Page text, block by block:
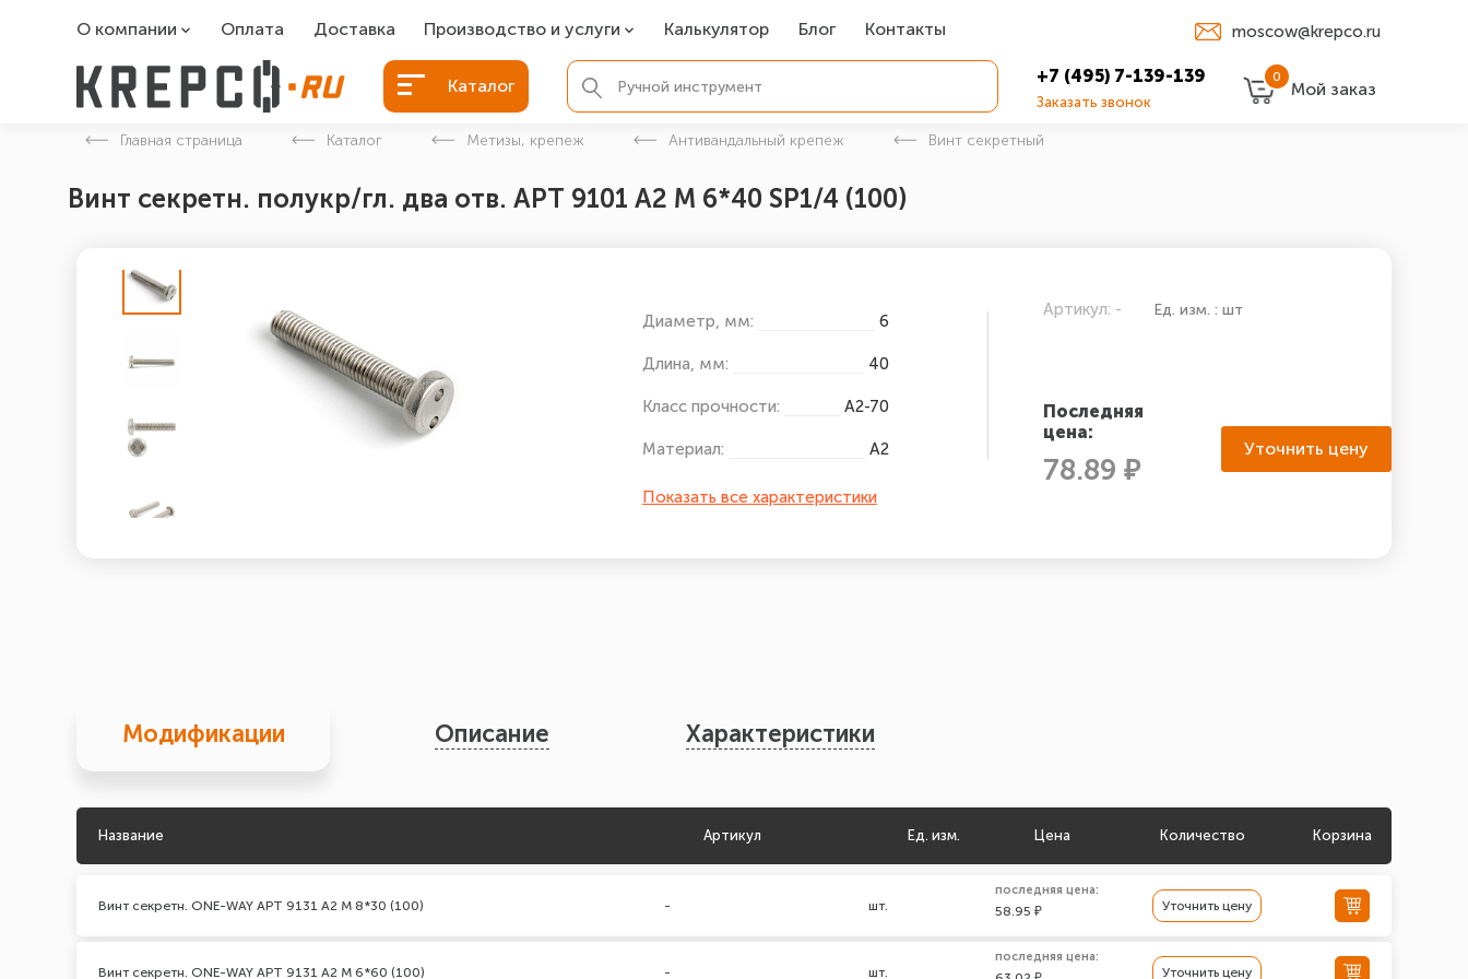
О компании
О компании
Оплата Доставка Производство и услуги
Болты БСР
Болты для фундамента
Закладные детали
Калькулятор Блог Контакты moscow@krepco.ru
Каталог +7 (495) 7-139-139
Заказать звонок
0
Мой заказ
Главная страница Каталог Метизы, крепеж Антивандальный крепеж Винт секретный
Винт секретн. полукр/гл. два отв. АРТ 9101 А2 M 6*40 SP1/4 (100)
Диаметр, мм: 6
Длина, мм: 40
Класс прочности: А2-70
Материал: А2
Показать все характеристики
Артикул: - Ед. изм. : шт
Последняя
цена:
78.89 ₽
Уточнить цену
Модификации Описание Характеристики
Название Артикул Ед. изм. Цена Количество Корзина
Винт секретн. ONE-WAY АРТ 9131 А2 M 8*30 (100) - шт.
последняя цена:
58.95 ₽ Уточнить цену
Винт секретн. ONE-WAY АРТ 9131 А2 M 6*60 (100) - шт.
последняя цена:
Уточнить цену